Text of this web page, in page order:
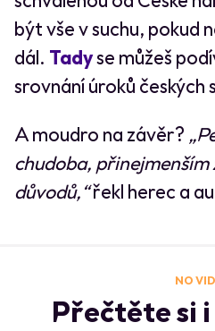
být vše v suchu, pokud
dál. Tadyse můžeš
srovnání úroků českých
A moudro na závěr?
chudoba, přinejmenším
důvodů,“řekl herec a
NO
Přečtěte si